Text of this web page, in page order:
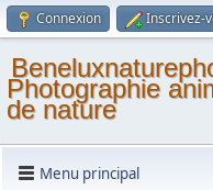
Connexion Inscrivez-
Photographie
de nature
Menu principal